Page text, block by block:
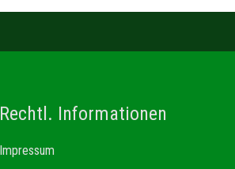
Rechtl. Informationen
Impressum